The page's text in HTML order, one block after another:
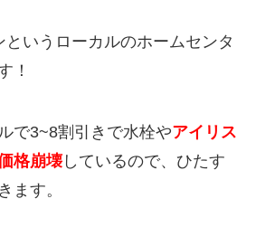
いうローカルのホームセンタ
！
で3~8割引きで水栓やアイリス
格崩壊しているので、ひたす
ます。